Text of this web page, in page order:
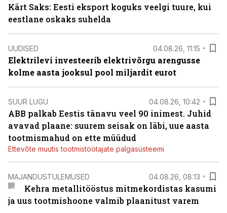
Kärt Saks: Eesti eksport koguks veelgi tuure, kui
eestlane oskaks suhelda
UUDISED 04.08.26, 11:15
Elektrilevi investeerib elektrivõrgu arengusse
kolme aasta jooksul pool miljardit eurot
SUUR LUGU 04.08.26, 10:42
ABB palkab Eestis tänavu veel 90 inimest. Juhid
avavad plaane: suurem seisak on läbi, uue aasta
tootmismahud on ette müüdud
Ettevõte muutis tootmistöötajate palgasüsteemi
MAJANDUSTULEMUSED 04.08.26, 08:13
Kehra metallitööstus mitmekordistas kasumi
ja uus tootmishoone valmib plaanitust varem